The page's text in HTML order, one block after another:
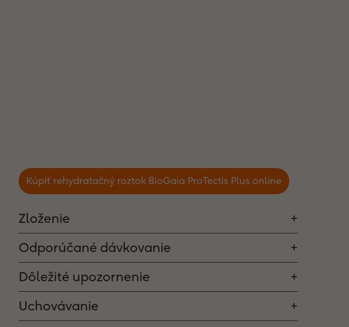
Kúpiť rehydratačný roztok BioGaia ProTectis Plus online
Zloženie
Odporúčané dávkovanie
Dôležité upozornenie
Uchovávanie